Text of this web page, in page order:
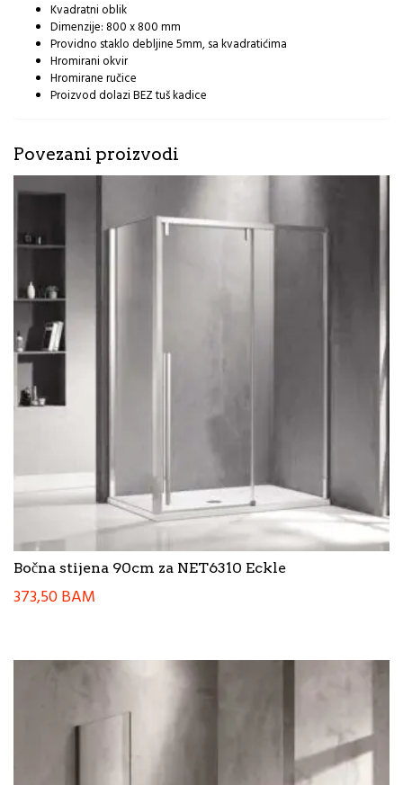
Kvadratni oblik
Dimenzije: 800 x 800 mm
Providno staklo debljine 5mm, sa kvadratićima
Hromirani okvir
Hromirane ručice
Proizvod dolazi BEZ tuš kadice
Povezani proizvodi
Bočna stijena 90cm za NET6310 Eckle
373,50BAM